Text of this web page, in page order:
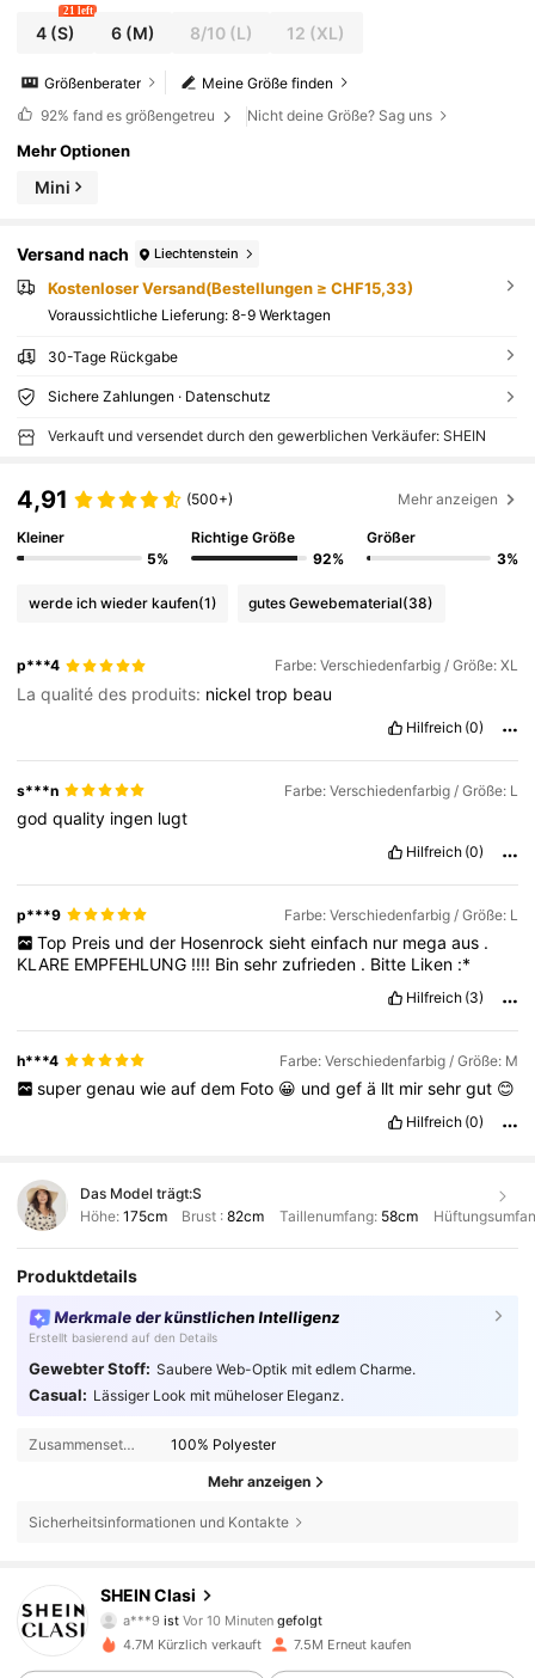
4 (S)
21 left
6 (M) 8/10(L) 12 (XL)
Meine Größe finden
Größenberater
92% fand es größengetreu Nicht deine Größe? Sag uns
Mehr Optionen
Mini
Versand nach Liechtenstein
Kostenloser Versand(Bestellungen ≥ CHF15,33)
Voraussichtliche Lieferung: 8-9 Werktagen
30-Tage Rückgabe
Sichere Zahlungen · Datenschutz
Verkauft und versendet durch den gewerblichen Verkäufer: SHEIN
4,91 (500+) Mehr anzeigen
Kleiner
5%
Richtige Größe
92%
Größer
3%
werde ich wieder kaufen(1) gutes Gewebematerial(38)
p***4 Farbe: Verschiedenfarbig / Größe: XL
La qualité des produits: nickeltrop beau
Hilfreich (0)
s***n Farbe: Verschiedenfarbig / Größe: L
godquality ingen lugt
Hilfreich (0)
p***9 Farbe: Verschiedenfarbig / Größe: L
Top Preis und der Hosenrock sieht einfach nur mega aus .
KLARE EMPFEHLUNG !!!! Binsehr zufrieden . Bitte Liken :*
Hilfreich (3)
h***4 Farbe: Verschiedenfarbig / Größe: M
super genau wie auf dem Foto 😀 und gef ä llt mir sehr gut 😊
Hilfreich (0)
Das Model trägt:S
Höhe: 175cm Brust :82cm Taillenumfang: 58cm
Produktdetails
Merkmale der künstlichen Intelligenz
Erstellt basierend auf den Details
Gewebter Stoff: Saubere Web-Optik mit edlem Charme.
Casual: Lässiger Look mit müheloser Eleganz.
Zusammensetzung: 100% Polyester
Mehr anzeigen
Sicherheitsinformationen und Kontakte
SHEIN Clasi
a***9istVor 10 Minuten
g***0 ist am Durchsuchen
4,84
823K Follower
4.7M Kürzlich verkauft 7.5M Erneut kaufen